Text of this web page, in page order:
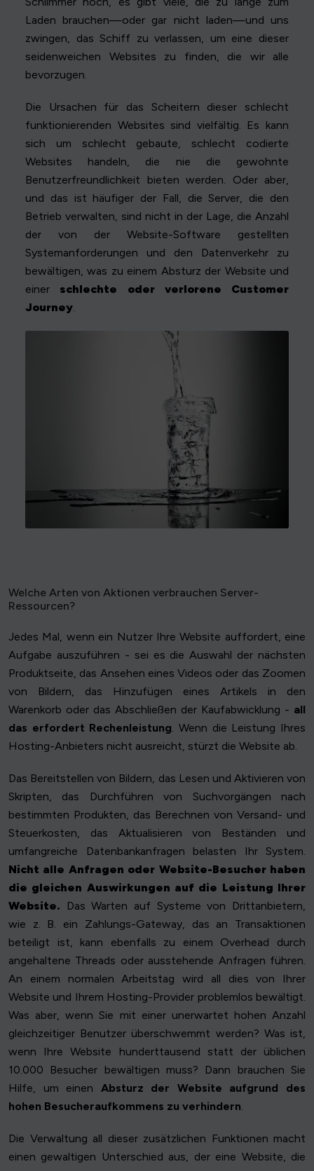
Laden brauchen—oder gar nicht laden—und uns
zwingen, das Schiff zu verlassen, um eine dieser
seidenweichen Websites zu finden, die wir alle
bevorzugen.
Die Ursachen für das Scheitern dieser schlecht
funktionierenden Websites sind vielfältig. Es kann
sich um schlecht gebaute, schlecht codierte
Websites handeln, die nie die gewohnte
Benutzerfreundlichkeit bieten werden. Oder aber,
und das ist häufiger der Fall, die Server, die den
Betrieb verwalten, sind nicht in der Lage, die Anzahl
der von der Website-Software gestellten
Systemanforderungen und den Datenverkehr zu
bewältigen, was zu einem Absturz der Website und
einer schlechte oder verlorene Customer
Journey.
Welche Arten von Aktionen verbrauchen Server-
Ressourcen?
Jedes Mal, wenn ein Nutzer Ihre Website auffordert, eine
Aufgabe auszuführen - sei es die Auswahl der nächsten
Produktseite, das Ansehen eines Videos oder das Zoomen
von Bildern, das Hinzufügen eines Artikels in den
Warenkorb oder das Abschließen der Kaufabwicklung - all
das erfordert Rechenleistung. Wenn die Leistung Ihres
Hosting-Anbieters nicht ausreicht, stürzt die Website ab.
Das Bereitstellen von Bildern, das Lesen und Aktivieren von
Skripten, das Durchführen von Suchvorgängen nach
bestimmten Produkten, das Berechnen von Versand- und
Steuerkosten, das Aktualisieren von Beständen und
umfangreiche Datenbankanfragen belasten Ihr System.
Nicht alle Anfragen oder Website-Besucher haben
die gleichen Auswirkungen auf die Leistung Ihrer
Website. Das Warten auf Systeme von Drittanbietern,
wie z. B. ein Zahlungs-Gateway, das an Transaktionen
beteiligt ist, kann ebenfalls zu einem Overhead durch
angehaltene Threads oder ausstehende Anfragen führen.
An einem normalen Arbeitstag wird all dies von Ihrer
Website und Ihrem Hosting-Provider problemlos bewältigt.
Was aber, wenn Sie mit einer unerwartet hohen Anzahl
gleichzeitiger Benutzer überschwemmt werden? Was ist,
wenn Ihre Website hunderttausend statt der üblichen
10.000 Besucher bewältigen muss? Dann brauchen Sie
Hilfe, um einen Absturz der Website aufgrund des
hohen Besucheraufkommens zu verhindern.
Die Verwaltung all dieser zusätzlichen Funktionen macht
einen gewaltigen Unterschied aus, der eine Website, die